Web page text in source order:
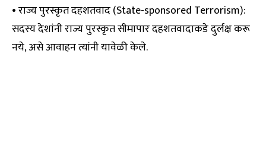
• राज्य पुरस्कृत दहशतवाद (State-sponsored Terrorism):
सदस्य देशांनी राज्य पुरस्कृत सीमापार दहशतवादाकडे दुर्लक्ष करू
नये, असे आवाहन त्यांनी यावेळी केले.